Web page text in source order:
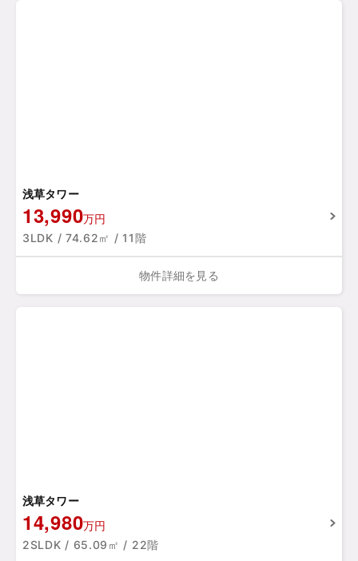
浅草タワー
13,990万円
3LDK / 74.62㎡ / 11階
物件詳細を見る
浅草タワー
14,980万円
2SLDK / 65.09㎡ / 22階